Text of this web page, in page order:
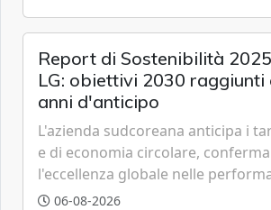
Report di Sostenibilità
LG: obiettivi 2030 raggiunti
anni d'anticipo
L'azienda sudcoreana anticipa i
e di economia circolare,
l'eccellenza globale nelle
grazie a innovazione, accessibilità
06-08-2026